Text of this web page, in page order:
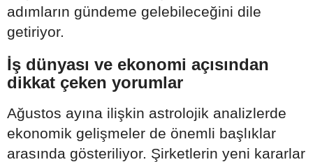
adımların gündeme gelebileceğini dile
getiriyor.
İş dünyası ve ekonomi açısından
dikkat çeken yorumlar
Ağustos ayına ilişkin astrolojik analizlerde
ekonomik gelişmeler de önemli başlıklar
arasında gösteriliyor. Şirketlerin yeni kararlar